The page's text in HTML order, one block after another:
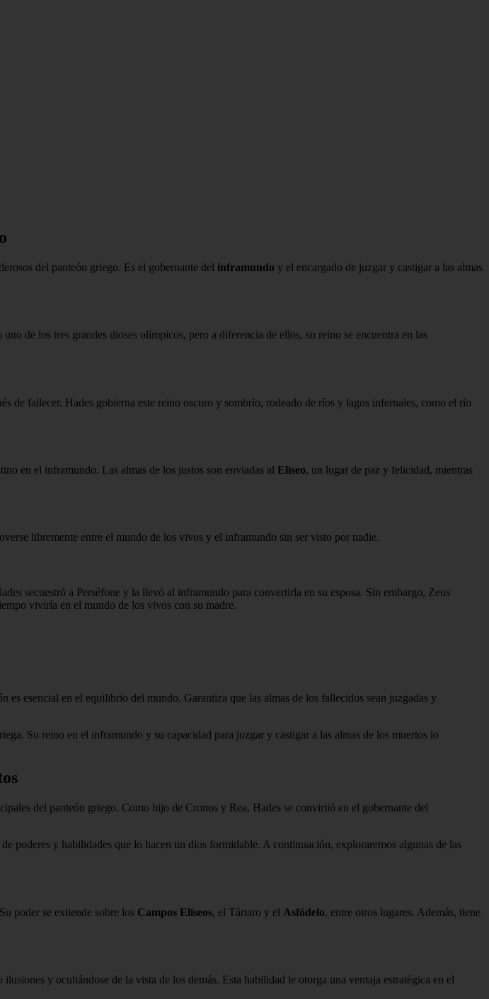
del panteón griego. Es el gobernante del inframundo y el encargado de juzgar y castigar a las almas
de los tres grandes dioses olímpicos, pero a diferencia de ellos, su reino se encuentra en las
de fallecer. Hades gobierna este reino oscuro y sombrío, rodeado de ríos y lagos infernales, como el río
en el inframundo. Las almas de los justos son enviadas al Elíseo, un lugar de paz y felicidad, mientras
libremente entre el mundo de los vivos y el inframundo sin ser visto por nadie.
secuestró a Perséfone y la llevó al inframundo para convertirla en su esposa. Sin embargo, Zeus
viviría en el mundo de los vivos con su madre.
esencial en el equilibrio del mundo. Garantiza que las almas de los fallecidos sean juzgadas y
Su reino en el inframundo y su capacidad para juzgar y castigar a las almas de los muertos lo
del panteón griego. Como hijo de Cronos y Rea, Hades se convirtió en el gobernante del
poderes y habilidades que lo hacen un dios formidable. A continuación, exploraremos algunas de las
poder se extiende sobre los Campos Elíseos, el Tártaro y el Asfódelo, entre otros lugares. Además, tiene
y ocultándose de la vista de los demás. Esta habilidad le otorga una ventaja estratégica en el